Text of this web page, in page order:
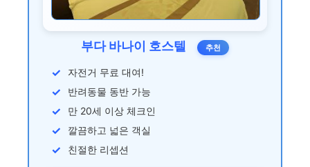
부다 바나이 호스텔 추천
자전거 무료 대여!
반려동물 동반 가능
만 20세 이상 체크인
깔끔하고 넓은 객실
친절한 리셉션